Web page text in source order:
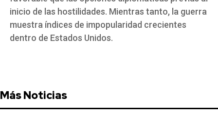
inicio de las hostilidades. Mientras tanto, la guerra
muestra índices de impopularidad crecientes
dentro de Estados Unidos.
Más Noticias